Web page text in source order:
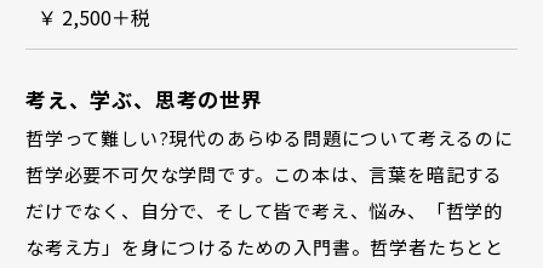
￥ 2,500＋税
考え、学ぶ、思考の世界
哲学って難しい?現代のあらゆる問題について考えるのに
哲学必要不可欠な学問です。この本は、言葉を暗記する
だけでなく、自分で、そして皆で考え、悩み、「哲学的
な考え方」を身につけるための入門書。哲学者たちとと